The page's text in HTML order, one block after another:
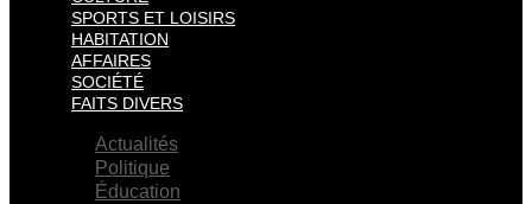
SPORTS ET LOISIRS
HABITATION
AFFAIRES
SOCIÉTÉ
FAITS DIVERS
Actualités
Politique
Éducation